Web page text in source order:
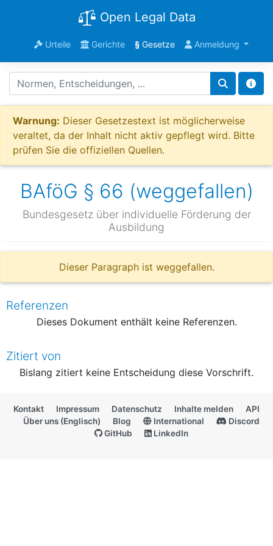
Open Legal Data
Urteile Gerichte §Gesetze Anmeldung
Warnung: Dieser Gesetzestext ist möglicherweise
veraltet, da der Inhalt nicht aktiv gepflegt wird. Bitte
prüfen Sie die offiziellen Quellen.
BAföG § 66 (weggefallen)
Bundesgesetz über individuelle Förderung der
Ausbildung
Dieser Paragraph ist weggefallen.
Referenzen
Dieses Dokument enthält keine Referenzen.
Zitiert von
Bislang zitiert keine Entscheidung diese Vorschrift.
Kontakt Impressum Datenschutz Inhalte melden
API
Über uns (Englisch)
Blog International
Discord
GitHub
LinkedIn